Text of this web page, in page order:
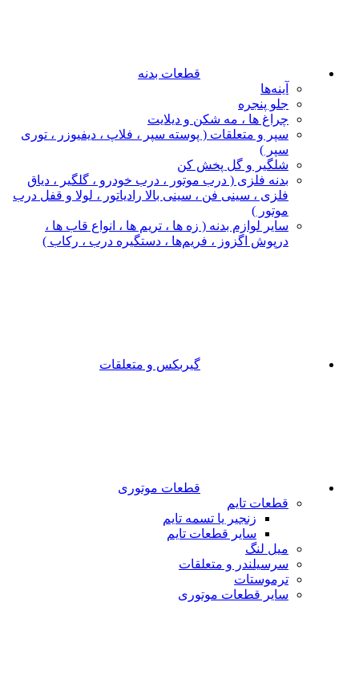
قطعات بدنه
آینه‌ها
جلو پنجره
چراغ‌ ها ، مه‌ شکن و دیلایت
سپر و متعلقات ( پوسته سپر ، فلاپ ، دیفیوزر ، توری
سپر )
شلگیر و گل‌ پخش‌ کن
بدنه فلزی ( درب موتور ، درب خودرو ، گلگیر ، دیاق
فلزی ، سینی فن ، سینی بالا رادیاتور ، لولا و قفل درب
موتور )
سایر لوازم بدنه ( زه ها ، تریم ها ، انواع قاب ها ،
درپوش اگزوز ، فریم‌ها ، دستگیره درب ، رکاب )
گیربکس و متعلقات
قطعات موتوری
قطعات تایم
زنجیر یا تسمه تایم
سایر قطعات تایم
میل لنگ
سرسیلندر و متعلقات
ترموستات
سایر قطعات موتوری